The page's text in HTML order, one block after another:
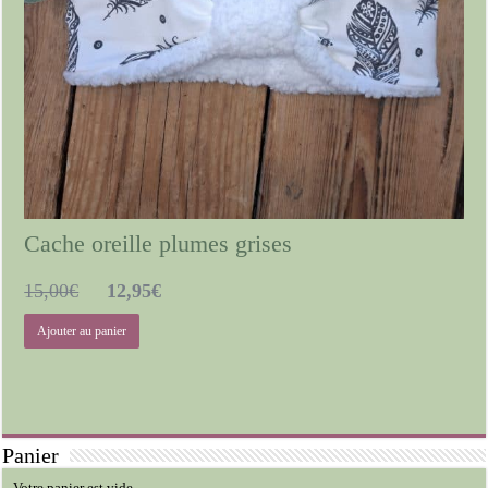
Cache oreille plumes grises
15,00€
prix
initial
12,95€
Ajouter au panier
Panier